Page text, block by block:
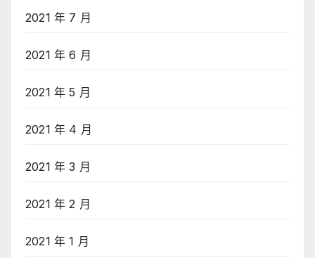
2021 年 7 月
2021 年 6 月
2021 年 5 月
2021 年 4 月
2021 年 3 月
2021 年 2 月
2021 年 1 月